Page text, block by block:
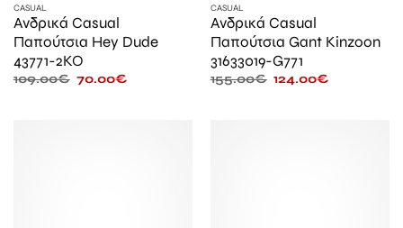
CASUAL
Ανδρικά Casual
Παπούτσια Hey Dude
43771-2KO
109.00€ 70.00€
CASUAL
Ανδρικά Casual
Παπούτσια Gant Kinzoon
31633019-G771
155.00€ 124.00€